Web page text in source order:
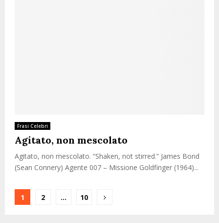
Frasi Celebri
Agitato, non mescolato
Agitato, non mescolato. “Shaken, not stirred.” James Bond
(Sean Connery) Agente 007 – Missione Goldfinger (1964)...
Paginazione
1 2 … 10